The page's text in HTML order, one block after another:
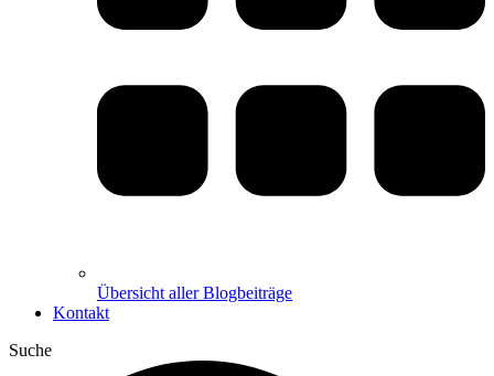
Übersicht aller Blogbeiträge
Kontakt
Suche